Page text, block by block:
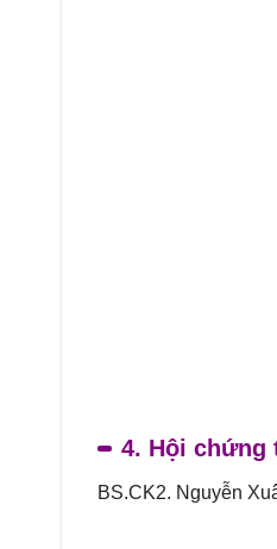
4. Hội chứng
BS.CK2. Nguyễn